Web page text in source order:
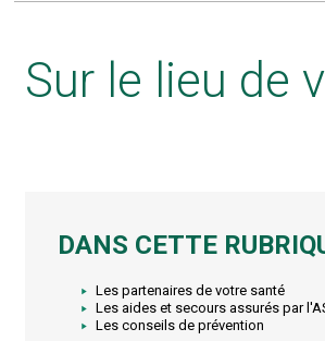
Sur le lieu de
DANS CETTE
Les partenaires de votre santé
Les aides et secours assurés par
Les conseils de prévention